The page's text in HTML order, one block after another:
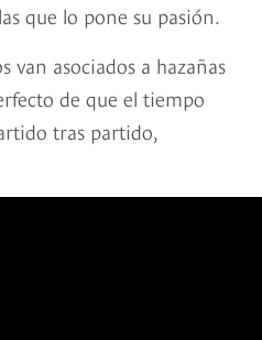
que lo pone su pasión.
asociados a hazañas
de que el tiempo
tras partido,